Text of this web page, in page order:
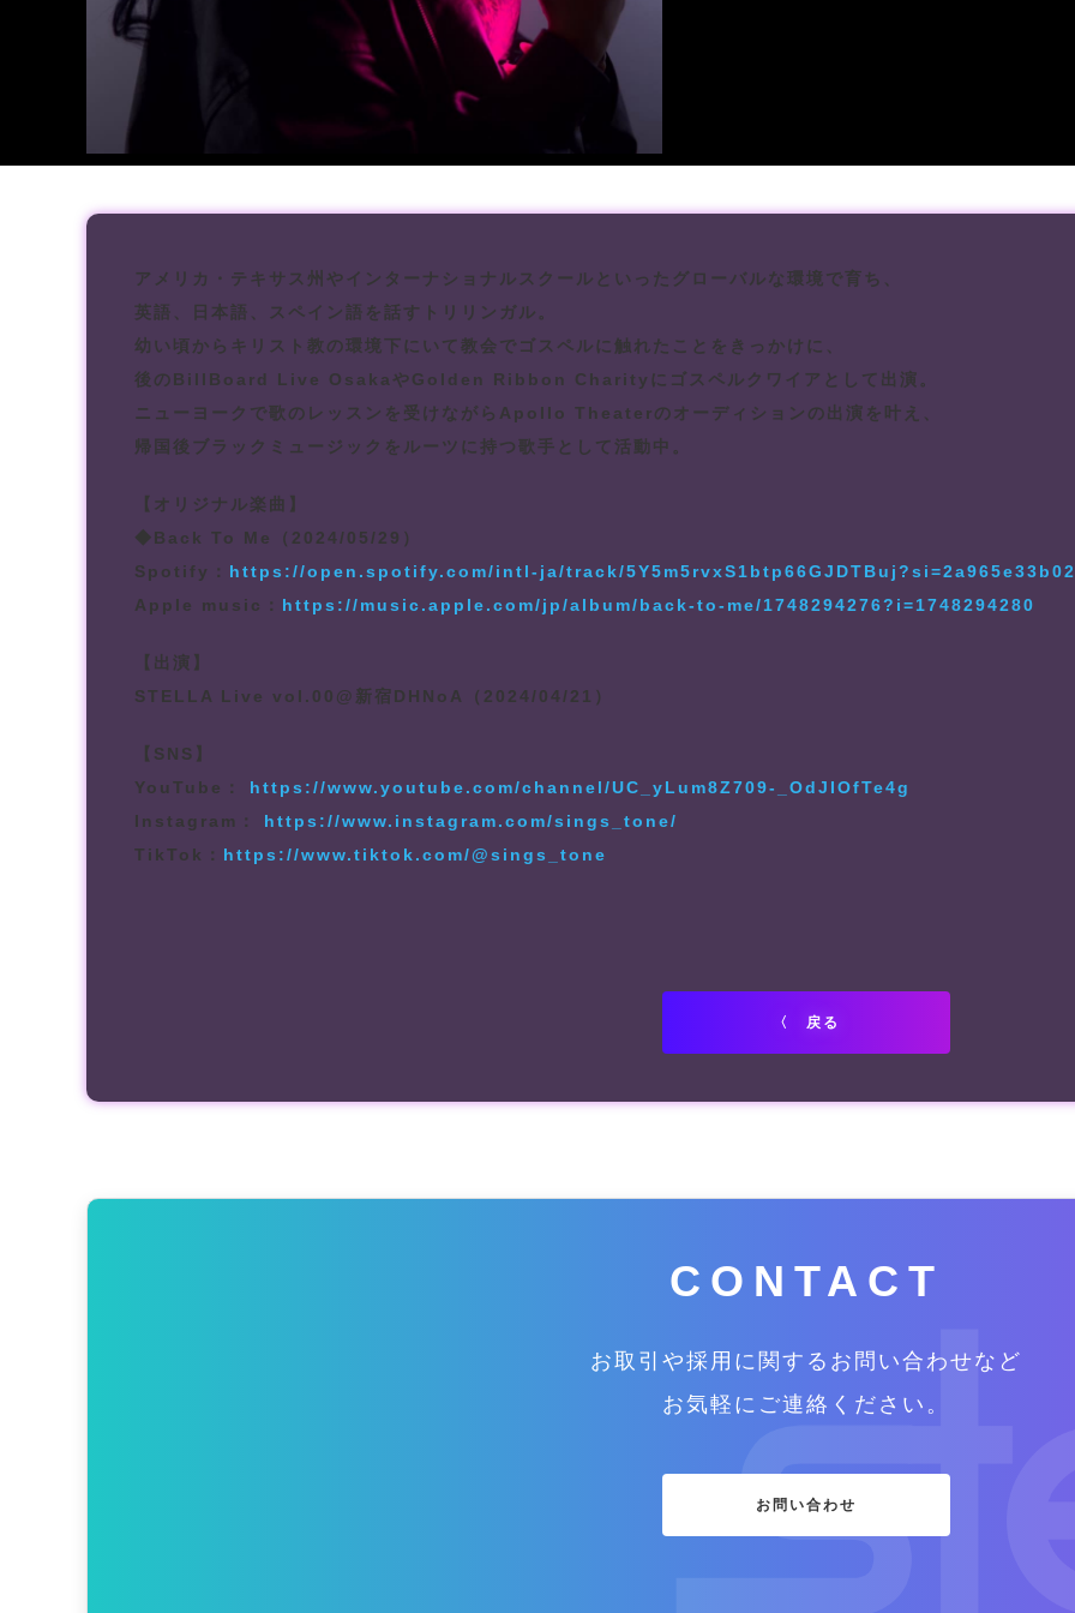
アメリカ・テキサス州やインターナショナルスクールといったグローバルな環境で育ち、
英語、日本語、スペイン語を話すトリリンガル。
幼い頃からキリスト教の環境下にいて教会でゴスペルに触れたことをきっかけに、
後のBillBoard Live OsakaやGolden Ribbon Charityにゴスペルクワイアとして出演。
ニューヨークで歌のレッスンを受けながらApollo Theaterのオーディションの出演を叶え、
帰国後ブラックミュージックをルーツに持つ歌手として活動中。
【オリジナル楽曲】
◆Back To Me（2024/05/29）
Spotify： https://open.spotify.com/intl-ja/track/
Apple music： https://music.apple.com/jp/album/back-to-me/1748294276?i=1748294280
【出演】
STELLA Live vol.00@新宿DHNoA（2024/04/21）
【SNS】
YouTube： https://www.youtube.com/channel/UC_yLum8Z709-_OdJIOfTe4g
Instagram： https://www.instagram.com/sings_tone/
TikTok： https://www.tiktok.com/@sings_tone
〈 戻る
CONTACT
お取引や採用に関するお問い合わせなど
お気軽にご連絡ください。
お問い合わせ